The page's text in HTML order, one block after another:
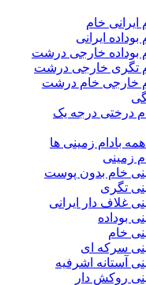
ایرانی خام
بوداده ایرانی
بوداده خارجی درشت
تگری خارجی درشت
خارجی خام درشت
درختی درجه یک
بادام زمینی ها
زمینی
خام بدون پوست
تگری
غلاف دار ایرانی
بوداده
خام
سرکه ای
آستانه اشرفیه
روکش دار